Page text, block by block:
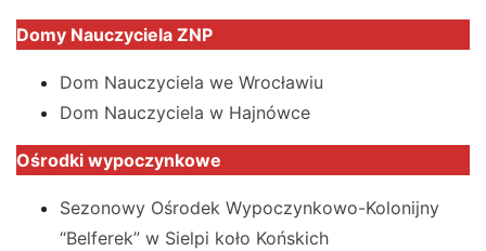
Domy Nauczyciela ZNP
Dom Nauczyciela we Wrocławiu
Dom Nauczyciela w Hajnówce
Ośrodki wypoczynkowe
Sezonowy Ośrodek Wypoczynkowo-Kolonijny
“Belferek” w Sielpi koło Końskich